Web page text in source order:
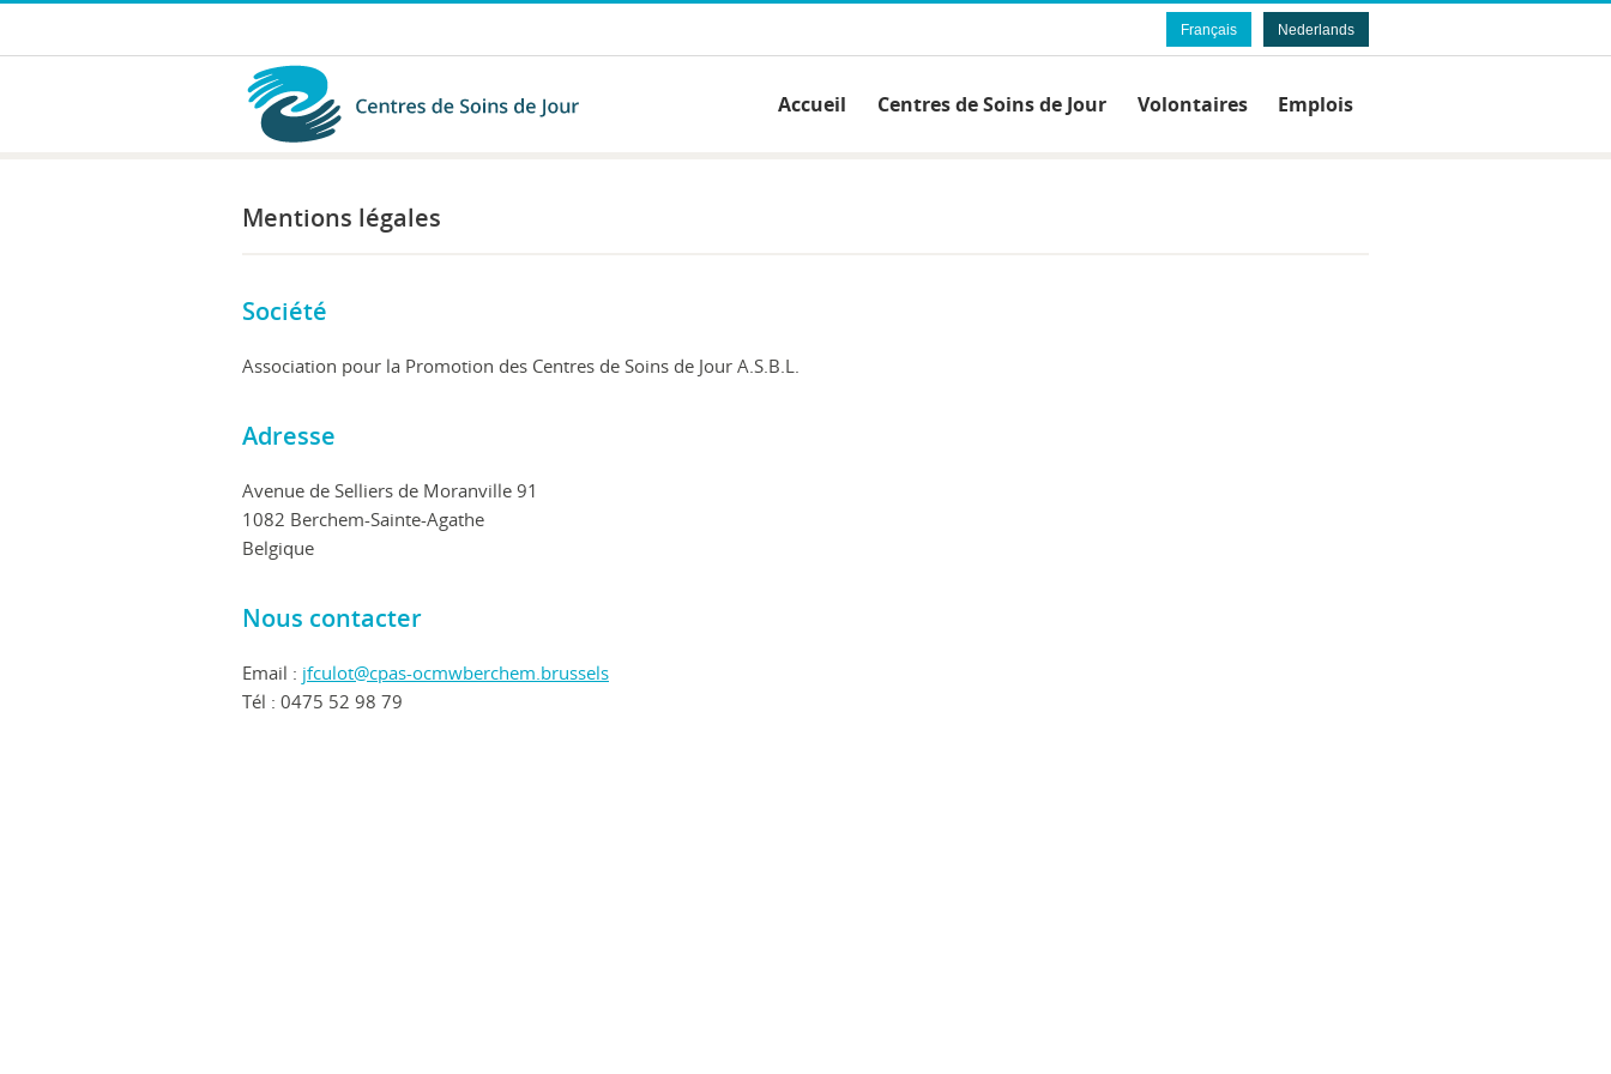
Français Nederlands
Accueil Centres de Soins de Jour Volontaires Emplois
Mentions légales
Société
Association pour la Promotion des Centres de Soins de Jour A.S.B.L.
Adresse
Avenue de Selliers de Moranville 91
1082 Berchem-Sainte-Agathe
Belgique
Nous contacter
Email : jfculot@cpas-ocmwberchem.brussels
Tél : 0475 52 98 79